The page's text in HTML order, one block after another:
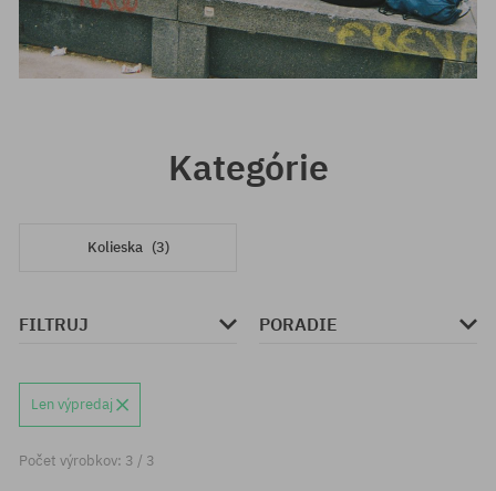
Kategórie
Kolieska (3)
FILTRUJ PORADIE
Len výpredaj
Počet výrobkov: 3 / 3